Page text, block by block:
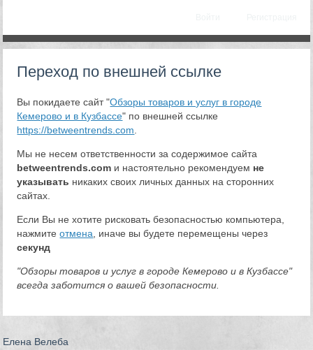
Переход по внешней ссылке
Вы покидаете сайт "Обзоры товаров и услуг в городе
Кемерово и в Кузбассе" по внешней ссылке
https://betweentrends.com
Мы не несем ответственности за содержимое сайта
betweentrends.com и настоятельно рекомендуем не
указывать никаких своих личных данных на сторонних
сайтах.
Если Вы не хотите рисковать безопасностью компьютера,
нажмитеотмена , иначе вы будете перемещены через
секунд
"Обзоры товаров и услуг в городе Кемерово и в Кузбассе"
всегда заботится о вашей безопасности.
Елена Велеба